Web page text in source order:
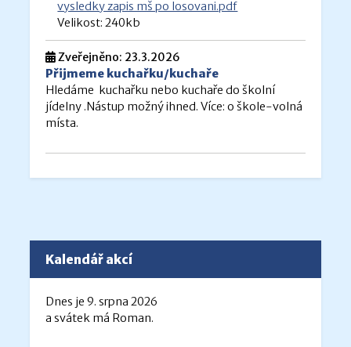
vysledky zapis mš po losovani.pdf
Velikost: 240kb
Zveřejněno: 23.3.2026
Přijmeme kuchařku/kuchaře
Hledáme kuchařku nebo kuchaře do školní
jídelny .Nástup možný ihned. Více: o škole-volná
místa.
Kalendář akcí
Dnes je 9. srpna 2026
a svátek má Roman.